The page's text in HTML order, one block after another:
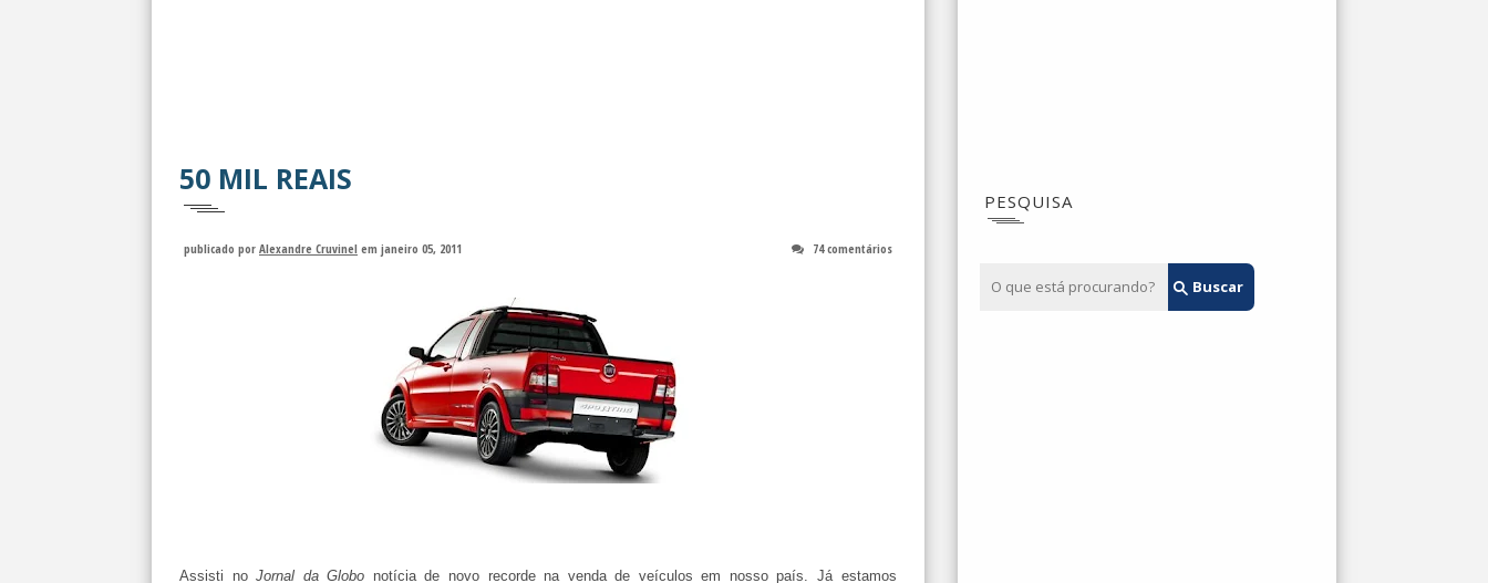
50 MIL REAIS
publicado por Alexandre Cruvinel em janeiro 05, 2011 74 comentários
Assisti noJornal da Globo notícia de novo recorde na venda de veículos em nosso país. Já estamos
PESQUISA